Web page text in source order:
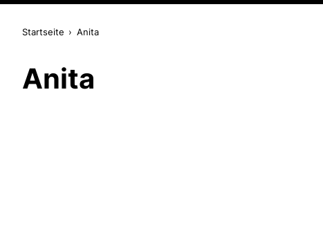
Startseite Anita
Anita